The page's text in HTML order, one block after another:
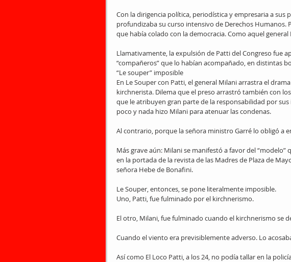
Con la dirigencia política, periodística y empresaria a sus
profundizaba su curso intensivo de Derechos Humanos.
que había colado con la democracia. Como aquel general
Llamativamente, la expulsión de Patti del Congreso fue
“compañeros” que lo habían acompañado, en distintas
“Le souper” imposible
En Le Souper con Patti, el general Milani arrastra el
kirchnerista. Dilema que el preso arrastró también con
que le atribuyen gran parte de la responsabilidad por
poco y nada hizo Milani para atenuar las condenas.
Al contrario, porque la señora ministro Garré lo obligó a
Más grave aún: Milani se manifestó a favor del
en la portada de la revista de las Madres de Plaza de
señora Hebe de Bonafini.
Le Souper, entonces, se pone literalmente imposible.
Uno, Patti, fue fulminado por el kirchnerismo.
El otro, Milani, fue fulminado cuando el kirchnerismo se
Cuando el viento era previsiblemente adverso. Lo
Así como El Loco Patti, a los 24, no podía tallar en la